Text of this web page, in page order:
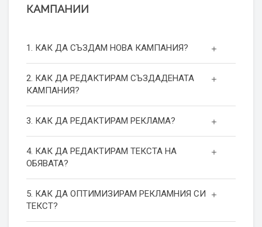
КАМПАНИИ
1. КАК ДА СЪЗДАМ НОВА КАМПАНИЯ?
2. КАК ДА РЕДАКТИРАМ СЪЗДАДЕНАТА
КАМПАНИЯ?
3. КАК ДА РЕДАКТИРАМ РЕКЛАМА?
4. КАК ДА РЕДАКТИРАМ ТЕКСТА НА
ОБЯВАТА?
5. КАК ДА ОПТИМИЗИРАМ РЕКЛАМНИЯ СИ
ТЕКСТ?